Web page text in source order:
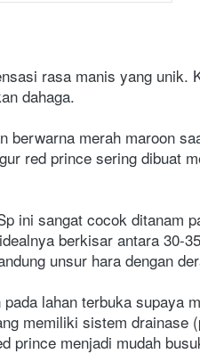
rasa manis yang
dahaga.
berwarna merah maroon
red prince sering dibuat
ini sangat cocok ditanam
berkisar antara 30-
unsur hara dengan
lahan terbuka supaya
memiliki sistem
prince menjadi mudah